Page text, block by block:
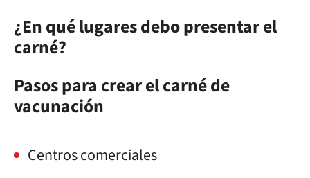
¿En qué lugares debo presentar el
carné?
Pasos para crear el carné de
vacunación
Centros comerciales